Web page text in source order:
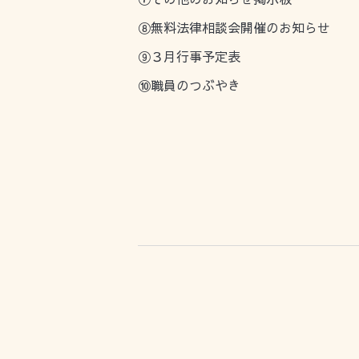
⑧無料法律相談会開催のお知らせ
⑨３月行事予定表
⑩職員のつぶやき